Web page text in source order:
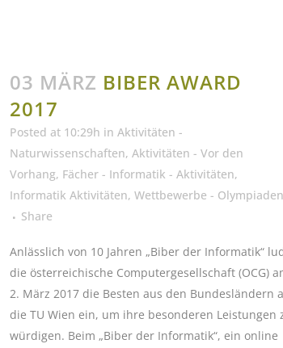
03 MÄRZ BIBER AWARD
2017
Posted at 10:29h in Aktivitäten -
Naturwissenschaften, Aktivitäten - Vor den
Vorhang, Fächer - Informatik - Aktivitäten,
Informatik Aktivitäten, Wettbewerbe - Olympiaden
Share
Anlässlich von 10 Jahren „Biber der Informatik“
die österreichische Computergesellschaft (OCG)
2. März 2017 die Besten aus den Bundesländern
die TU Wien ein, um ihre besonderen Leistungen
würdigen. Beim „Biber der Informatik“, ein online